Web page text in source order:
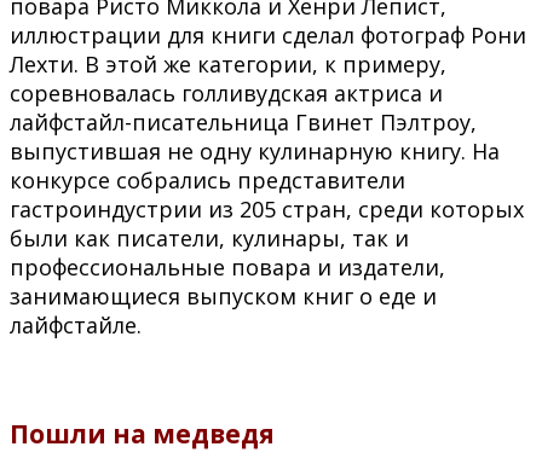
повара Ристо Миккола и Хенри Лепист,
иллюстрации для книги сделал фотограф Рони
Лехти. В этой же категории, к примеру,
соревновалась голливудская актриса и
лайфстайл-писательница Гвинет Пэлтроу,
выпустившая не одну кулинарную книгу. На
конкурсе собрались представители
гастроиндустрии из 205 стран, среди которых
были как писатели, кулинары, так и
профессиональные повара и издатели,
занимающиеся выпуском книг о еде и
лайфстайле.
Пошли на медведя